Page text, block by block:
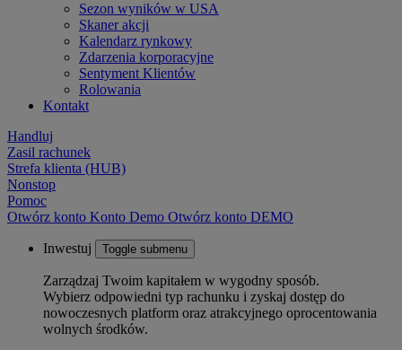
Sezon wyników w USA
Skaner akcji
Kalendarz rynkowy
Zdarzenia korporacyjne
Sentyment Klientów
Rolowania
Kontakt
Handluj
Zasil rachunek
Strefa klienta (HUB)
Nonstop
Pomoc
Otwórz konto Konto Demo Otwórz konto DEMO
Inwestuj Toggle submenu
Zarządzaj Twoim kapitałem w wygodny sposób.
Wybierz odpowiedni typ rachunku i zyskaj dostęp do
nowoczesnych platform oraz atrakcyjnego oprocentowania
wolnych środków.